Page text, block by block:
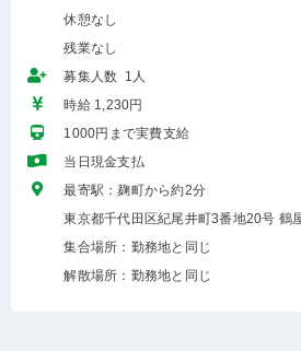
休憩なし
残業なし
募集人数 1人
時給 1,230円
1000円まで実費支給
当日現金支払
最寄駅：麹町から約2分
東京都千代田区紀尾井町3番地20号 鶴
集合場所：勤務地と同じ
解散場所：勤務地と同じ